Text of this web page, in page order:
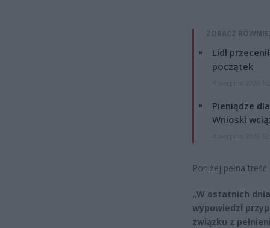
ZOBACZ
Lidl
początek
Pieniądze
Wnioski
Poniżej pełna
„W ostatnich
wypowiedzi
związku z